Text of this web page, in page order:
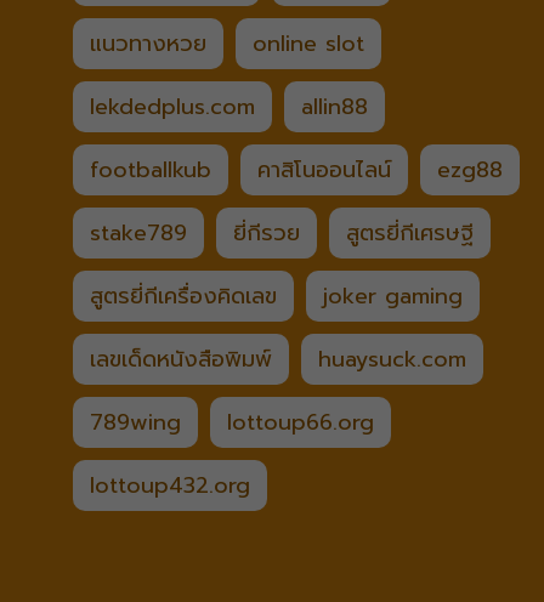
แนวทางหวย
online slot
lekdedplus.com
allin88
footballkub
คาสิโนออนไลน์
ezg88
stake789
ยี่กีรวย
สูตรยี่กีเศรษฐี
สูตรยี่กีเครื่องคิดเลข
joker gaming
เลขเด็ดหนังสือพิมพ์
huaysuck.com
789wing
lottoup66.org
lottoup432.org